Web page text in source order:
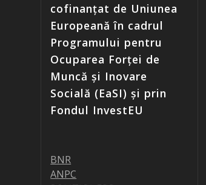
cofinanțat de Uniunea
Europeană în cadrul
Programului pentru
Ocuparea Forței de
Muncă și Inovare
Socială (EaSI) și prin
Fondul InvestEU
BNR
ANPC